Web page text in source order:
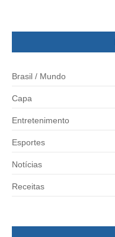
Brasil / Mundo
Capa
Entretenimento
Esportes
Notícias
Receitas